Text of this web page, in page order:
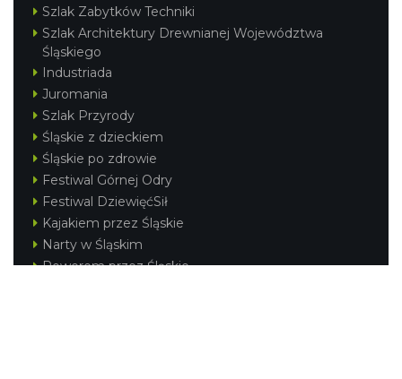
Szlak Zabytków Techniki
Szlak Architektury Drewnianej Województwa
Śląskiego
Industriada
Juromania
Szlak Przyrody
Śląskie z dzieckiem
Śląskie po zdrowie
Festiwal Górnej Odry
Festiwal DziewięćSił
Kajakiem przez Śląskie
Narty w Śląskim
Rowerem przez Śląskie